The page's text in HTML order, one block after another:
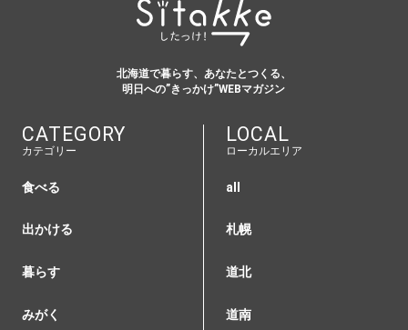
北海道で暮らす、あなたとつくる、
明日への”きっかけ”WEBマガジン
CATEGORY
カテゴリー
食べる
出かける
暮らす
みがく
LOCAL
ローカルエリア
all
札幌
道北
道南